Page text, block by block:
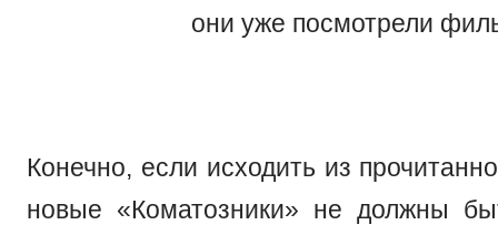
они уже посмотрели
Конечно, если исходить из
новые «Коматозники» не должны